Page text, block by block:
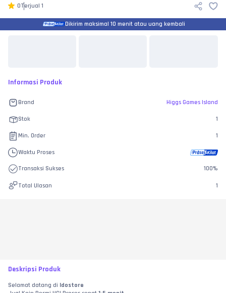
0Terjual 1
Dikirim maksimal 10 menit atau uang kembali
Informasi Produk
Brand Higgs Games Island
Stok 1
Min. Order 1
Waktu Proses
Transaksi Sukses 100%
Total Ulasan 1
Deskripsi Produk
Selamat datang di Idostore